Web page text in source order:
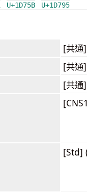
U+1D75B U+1D795
[共通]
[共通]
[共通]
[Std]